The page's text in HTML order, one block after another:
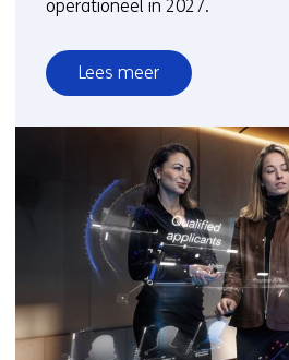
operationeel in 2027.
Lees meer
over
Nederland
fabriek,
Europese
financiering
toegekend